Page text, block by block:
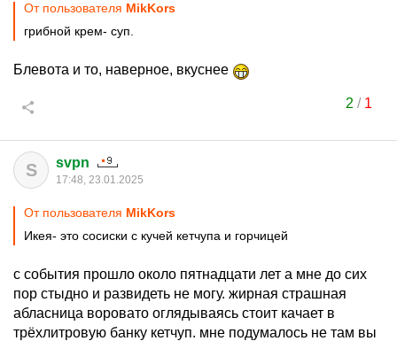
От пользователя MikKors
грибной крем- суп.
Блевота и то, наверное, вкуснее
2 / 1
S svpn
17:48, 23.01.2025
От пользователя MikKors
Икея- это сосиски с кучей кетчупа и горчицей
с события прошло около пятнадцати лет а мне до сих
пор стыдно и развидеть не могу. жирная страшная
абласница воровато оглядываясь стоит качает в
трёхлитровую банку кетчуп. мне подумалось не там вы